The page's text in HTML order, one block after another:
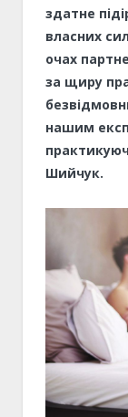
здатне
власних
очах
за щиру
нашим
Шийчук.